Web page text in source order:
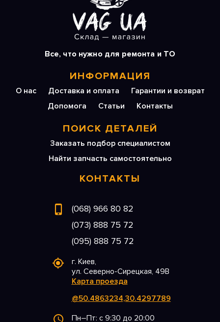
Все, что нужно для ремонта и ТО
ИНФОРМАЦИЯ
О нас Доставка и оплата
Гарантии и возврат
Допомога
Статьи Контакты
ПОИСК ДЕТАЛЕЙ
Заказать подбор специалистом
Найти запчасть самостоятельно
КОНТАКТЫ
(068) 966 80 82
(073) 888 75 72
(095) 888 75 72
г. Киев,
ул. Северно-Сирецкая, 49В
Карта проезда
@50.4863234,30.4297789
Пн–Пт: с 9:30 до 20:00